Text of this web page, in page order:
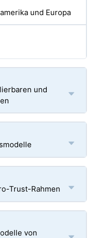
und Europa
und
Trust-Rahmen
von